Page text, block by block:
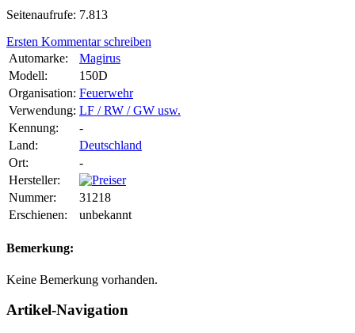
Seitenaufrufe: 7.813
Ersten Kommentar schreiben
Automarke:
Magirus
Modell:
150D
Organisation: Feuerwehr
Verwendung: LF / RW / GW usw.
Kennung:
-
Land:
Deutschland
Ort:
-
Hersteller:
Nummer:
31218
Erschienen:
unbekannt
Bemerkung:
Keine Bemerkung vorhanden.
Artikel-Navigation